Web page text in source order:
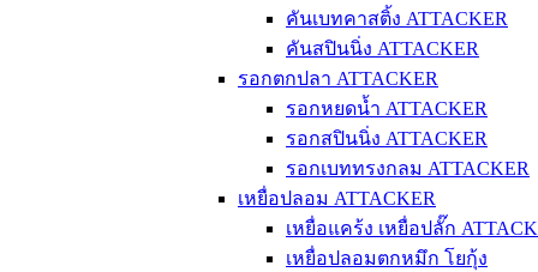
คันเบทคาสติ้ง ATTACKER
คันสปินนิ่ง ATTACKER
รอกตกปลา ATTACKER
รอกหยดน้ำ ATTACKER
รอกสปินนิ่ง ATTACKER
รอกเบททรงกลม ATTACKER
เหยื่อปลอม ATTACKER
เหยื่อแคร้ง เหยื่อปลั๊ก
เหยื่อปลอมตกหมึก โยกุ้ง